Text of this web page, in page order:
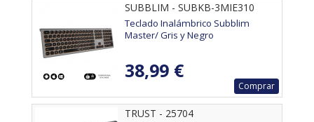
SUBBLIM - SUBKB-3MIE310
Teclado Inalámbrico Subblim
Master/ Gris y Negro
38,99 €
Comprar
TRUST - 25704